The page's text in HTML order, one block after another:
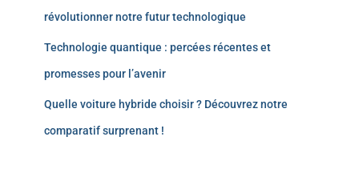
révolutionner notre futur technologique
Technologie quantique : percées récentes et
promesses pour l’avenir
Quelle voiture hybride choisir ? Découvrez notre
comparatif surprenant !